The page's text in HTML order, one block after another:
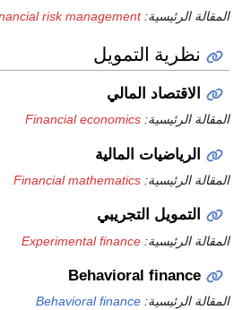
المقالة الرئيسية:Financial risk management
نظرية التمويل
الاقتصاد المالي
المقالة الرئيسية:Financial economics
الرياضيات المالية
المقالة الرئيسية:Financial mathematics
التمويل التجريبي
المقالة الرئيسية:Experimental finance
Behavioral finance
المقالة الرئيسية:Behavioral finance